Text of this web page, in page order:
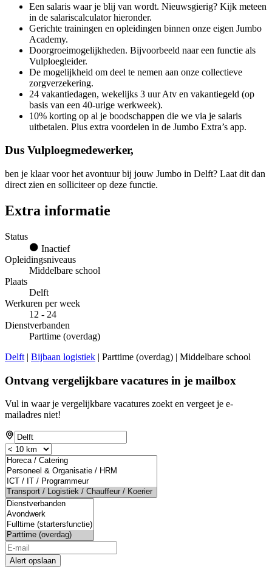
Een salaris waar je blij van wordt. Nieuwsgierig? Kijk meteen
in de salariscalculator hieronder.
Gerichte trainingen en opleidingen binnen onze eigen Jumbo
Academy.
Doorgroeimogelijkheden. Bijvoorbeeld naar een functie als
Vulploegleider.
De mogelijkheid om deel te nemen aan onze collectieve
zorgverzekering.
24 vakantiedagen, wekelijks 3 uur Atv en vakantiegeld (op
basis van een 40-urige werkweek).
10% korting op al je boodschappen die we via je salaris
uitbetalen. Plus extra voordelen in de Jumbo Extra’s app.
Dus Vulploegmedewerker,
ben je klaar voor het avontuur bij jouw Jumbo in Delft? Laat dit dan
direct zien en solliciteer op deze functie.
Extra informatie
Status
Inactief
Opleidingsniveaus
Middelbare school
Plaats
Delft
Werkuren per week
12 - 24
Dienstverbanden
Parttime (overdag)
Delft | Bijbaan logistiek | Parttime (overdag) | Middelbare school
Ontvang vergelijkbare vacatures in je mailbox
Vul in waar je vergelijkbare vacatures zoekt en vergeet je e-
mailadres niet!
If
you
are
a
human,
ignore
this
field
Alert opslaan